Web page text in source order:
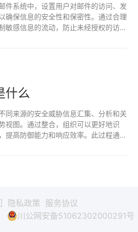
件系统中，设置用户对邮件的访问、发
确保信息的安全性和保密性。通过合理
敏感信息的流动，防止未经授权的访问
什么
同来源的安全威胁信息汇集、分析和关
视图。通过整合，组织可以更好地识
提高防御能力和响应效率。此过程通常
隐私政策 服务协议
川公网安备51062302000291号